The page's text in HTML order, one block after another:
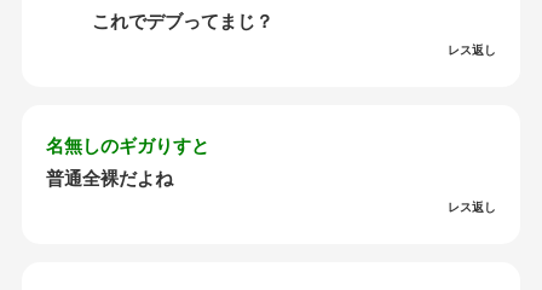
これでデブってまじ？
レス返し
名無しのギガりすと
普通全裸だよね
レス返し